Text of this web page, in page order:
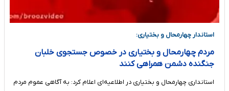
استاندار چهارمحال و بختیاری:
مردم چهارمحال و بختیاری در خصوص جستجوی خلبان
جنگنده دشمن همراهی کنند
استانداری چهارمحال و بختیاری در اطلاعیه‌ای اعلام کرد: به آگاهی عموم مردم